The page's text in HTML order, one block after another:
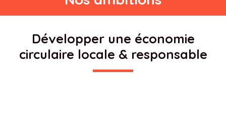
Développer une économie
circulaire locale & responsable